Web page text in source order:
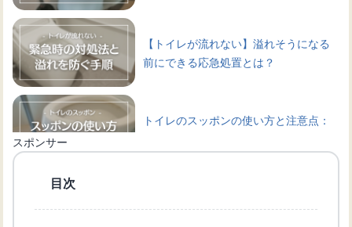
【トイレが流れない】溢れそうになる
前にできる応急処置とは？
トイレのスッポンの使い方と注意点：
な使い方を学ぼう
スポンサー
目次